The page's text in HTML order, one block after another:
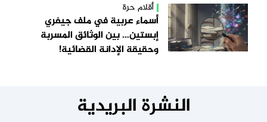
أقلام حرة
أسماء عربية في ملف جيفري
إبستين… بين الوثائق المسربة
وحقيقة الإدانة القضائية!
النشرة البريدية